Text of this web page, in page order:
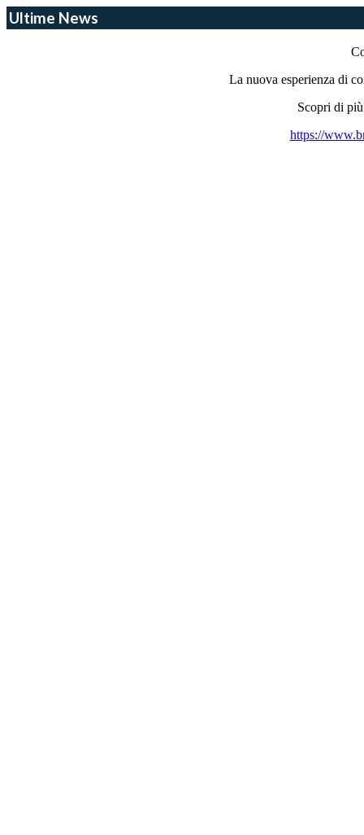
Ultime News
La nuova esperienza di
Scopri di
https://